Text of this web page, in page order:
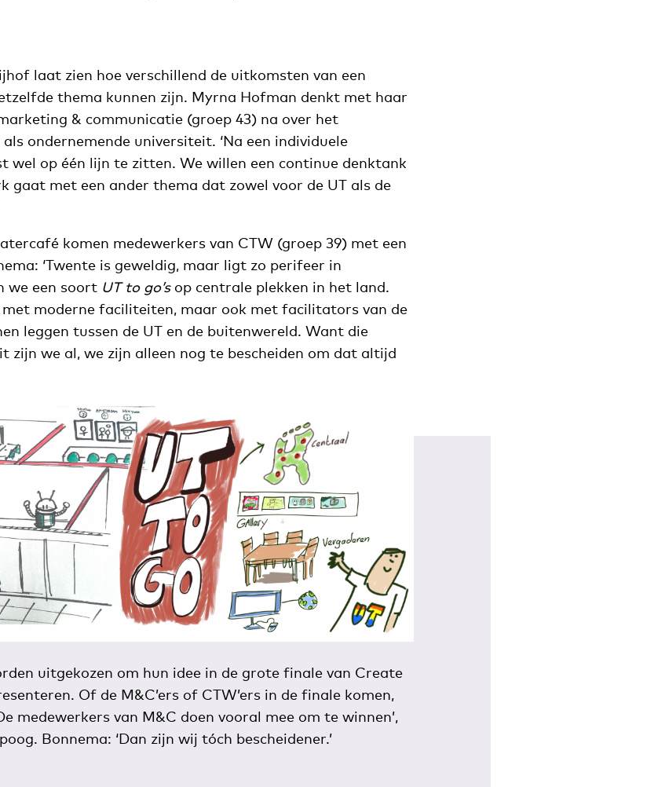
laat zien hoe verschillend de uitkomsten van een
thema kunnen zijn. Myrna Hofman denkt met haar
& communicatie (groep 43) na over het
ondernemende universiteit. ‘Na een individuele
wel op één lijn te zitten. We willen een continue denktank
gaat met een ander thema dat zowel voor de UT als de
komen medewerkers van CTW (groep 39) met een
‘Twente is geweldig, maar ligt zo perifeer in
we een soort UT to go’sop centrale plekken in het land.
moderne faciliteiten, maar ook met facilitators van de
leggen tussen de UT en de buitenwereld. Want die
zijn we al, we zijn alleen nog te bescheiden om dat altijd
uitgekozen om hun idee in de grote finale van Create
Of de M&C’ers of CTW’ers in de finale komen,
medewerkers van M&C doen vooral mee om te winnen’,
Bonnema: ‘Dan zijn wij tóch bescheidener.’